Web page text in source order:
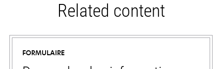
Related content
FORMULAIRE